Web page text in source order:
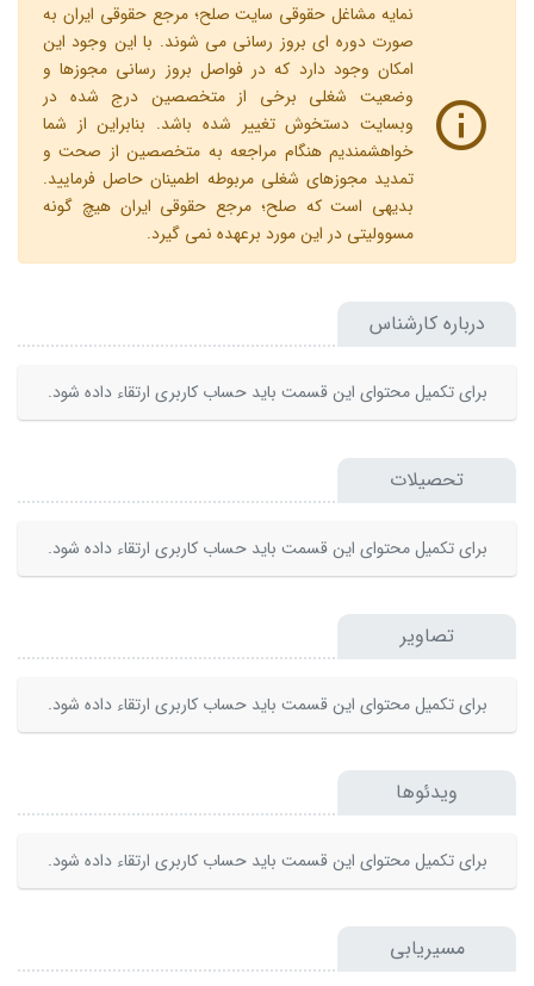
نمایه مشاغل حقوقی سایت صلح؛ مرجع حقوقی ایران به
صورت دوره ای بروز رسانی می شوند. با این وجود این
امکان وجود دارد که در فواصل بروز رسانی مجوزها و
وضعیت شغلی برخی از متخصصین درج شده در
وبسایت دستخوش تغییر شده باشد. بنابراین از شما
خواهشمندیم هنگام مراجعه به متخصصین از صحت و
تمدید مجوزهای شغلی مربوطه اطمینان حاصل فرمایید.
بدیهی است که صلح؛ مرجع حقوقی ایران هیچ گونه
مسوولیتی در این مورد برعهده نمی گیرد.
درباره کارشناس
برای تکمیل محتوای این قسمت باید حساب کاربری ارتقاء داده شود.
تحصیلات
برای تکمیل محتوای این قسمت باید حساب کاربری ارتقاء داده شود.
تصاویر
برای تکمیل محتوای این قسمت باید حساب کاربری ارتقاء داده شود.
ویدئوها
برای تکمیل محتوای این قسمت باید حساب کاربری ارتقاء داده شود.
مسیریابی